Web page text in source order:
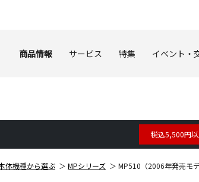
商品情報 サービス 特集 イベント・
税込5,500円
体機種から選ぶ MPシリーズ MP510（2006年発売モデ